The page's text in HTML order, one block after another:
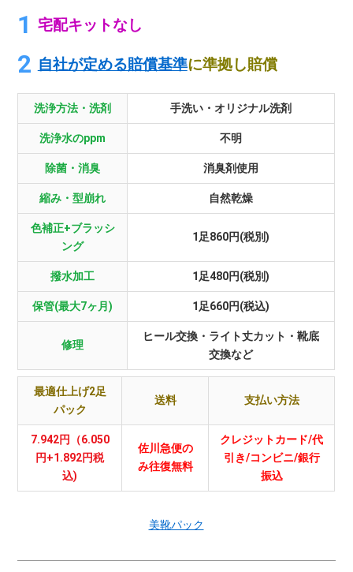
宅配キットなし
自社が定める賠償基準に準拠し賠償
洗浄方法・洗剤 手洗い・オリジナル洗剤
洗浄水のppm 不明
除菌・消臭 消臭剤使用
縮み・型崩れ 自然乾燥
色補正+ブラッシ
ング
1足860円(税別)
撥水加工 1足480円(税別)
保管(最大7ヶ月) 1足660円(税込)
修理
ヒール交換・ライト丈カット・靴底
交換など
最適仕上げ2足
パック
送料 支払い方法
7.942円（6.050
円+1.892円税
込)
佐川急便の
み往復無料
クレジットカード/代
引き/コンビニ/銀行
振込
美靴パック